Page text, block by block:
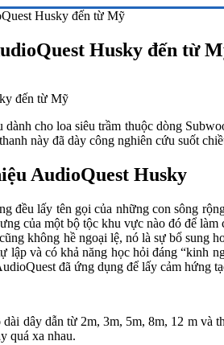
Husky đến từ Mỹ
Husky đến từ
cho loa siêu trầm thuộc dòng
này đã dày công nghiên cứu suốt
AudioQuest Husky
đều lấy tên gọi của những con sông
của một bộ tộc khu vực nào đó để
không hề ngoại lệ, nó là sự bổ sung
lập và có khả năng học hỏi đáng “kinh
đã ứng dụng để lấy cảm hứng
dây dẫn từ 2m, 3m, 5m, 8m, 12 m
quá xa nhau.